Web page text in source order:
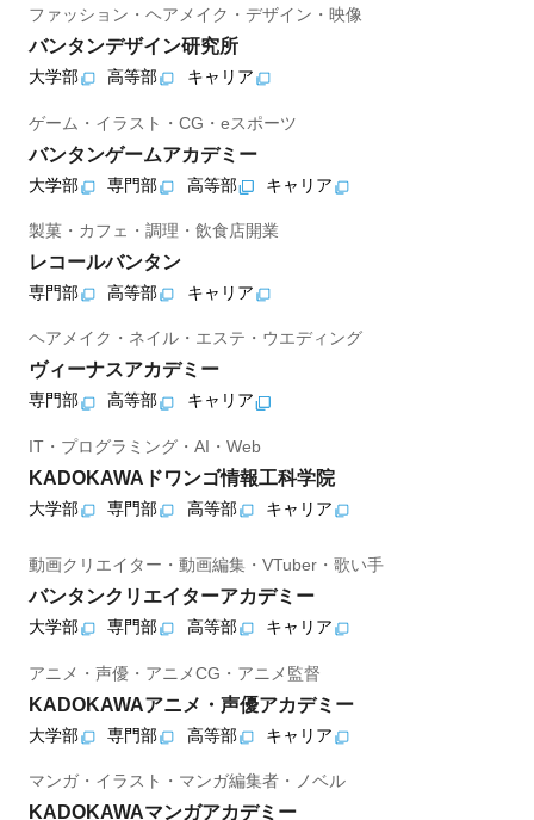
ファッション・ヘアメイク・デザイン・映像
バンタンデザイン研究所
大学部 高等部 キャリア
ゲーム・イラスト・CG・eスポーツ
バンタンゲームアカデミー
大学部 専門部 高等部 キャリア
製菓・カフェ・調理・飲食店開業
レコールバンタン
専門部 高等部 キャリア
ヘアメイク・ネイル・エステ・ウエディング
ヴィーナスアカデミー
専門部 高等部 キャリア
IT・プログラミング・AI・Web
KADOKAWAドワンゴ情報工科学院
大学部 専門部 高等部 キャリア
動画クリエイター・動画編集・VTuber・歌い手
バンタンクリエイターアカデミー
大学部 専門部 高等部 キャリア
アニメ・声優・アニメCG・アニメ監督
KADOKAWAアニメ・声優アカデミー
大学部 専門部 高等部 キャリア
マンガ・イラスト・マンガ編集者・ノベル
KADOKAWAマンガアカデミー